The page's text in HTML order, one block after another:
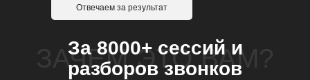
ЗАЧЕМ ЭТО ВАМ?
За 8000+ сессий и
разборов звонков
Отвечаем за результат